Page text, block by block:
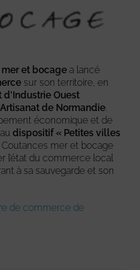
mer et bocage a lancé
sur son territoire, en
Ouest
de Normandie.
économique et de
audispositif « Petites villes
mer et bocage
l’état du commerce local
à sa sauvegarde et son
de commerce de